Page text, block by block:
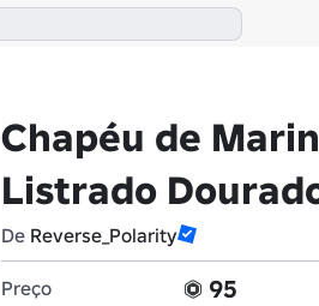
Chapéu de
Listrado
De Reverse_Polarity
Preço
95